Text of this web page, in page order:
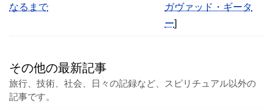
なるまで
ガヴァッド・ギータ
ー]
その他の最新記事
旅行、技術、社会、日々の記録など、スピリチュアル以外の
記事です。